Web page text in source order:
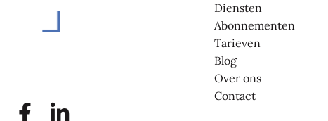
Diensten
Abonnementen
Tarieven
Blog
Over ons
Contact